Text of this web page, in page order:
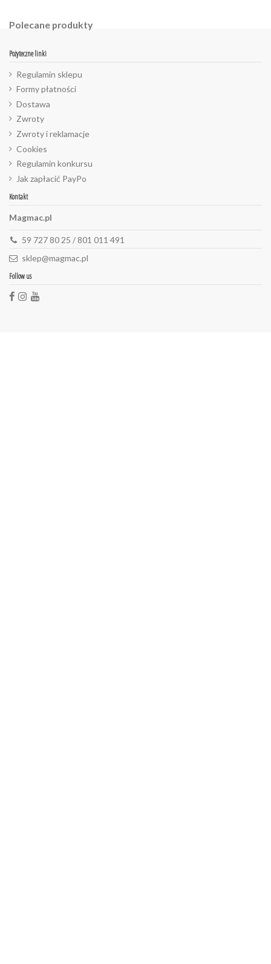
Polecane produkty
Pożyteczne linki
Regulamin sklepu
Formy płatności
Dostawa
Zwroty
Zwroty i reklamacje
Cookies
Regulamin konkursu
Jak zapłacić PayPo
Kontakt
Magmac.pl
59 727 80 25 / 801 011 491
sklep@magmac.pl
Follow us